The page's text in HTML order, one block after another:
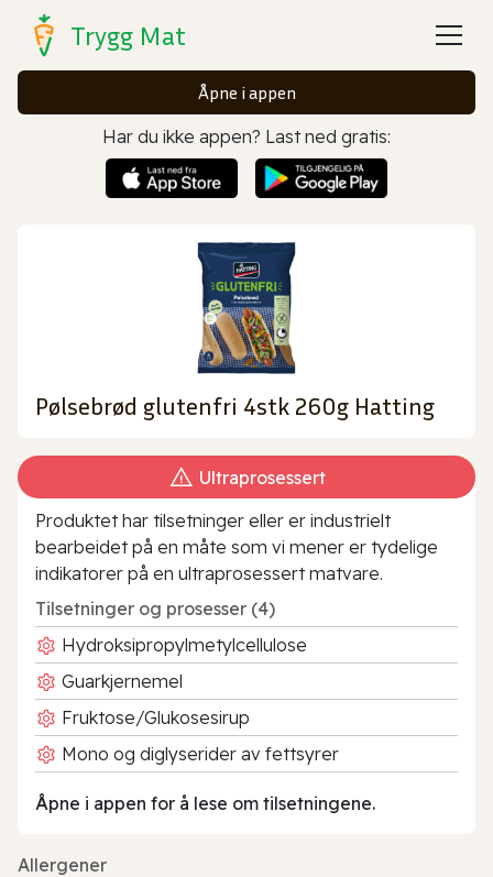
Trygg Mat
Åpne i appen
Har du ikke appen? Last ned gratis:
Pølsebrød glutenfri 4stk 260g Hatting
Ultraprosessert
Produktet har tilsetninger eller er industrielt
bearbeidet på en måte som vi mener er tydelige
indikatorer på en ultraprosessert matvare.
Tilsetninger og prosesser (4)
Hydroksipropylmetylcellulose
Guarkjernemel
Fruktose/Glukosesirup
Mono og diglyserider av fettsyrer
Åpne i appen for å lese om tilsetningene.
Allergener